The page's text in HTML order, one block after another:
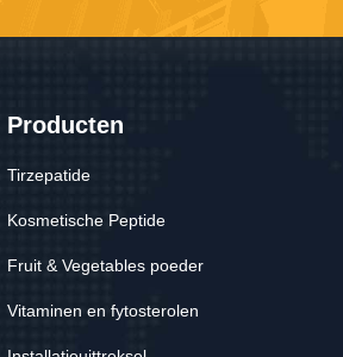
Producten
Tirzepatide
Kosmetische Peptide
Fruit & Vegetables poeder
Vitaminen en fytosterolen